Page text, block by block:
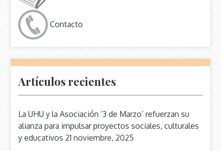
Contacto
Artículos recientes
La UHU y la Asociación ‘3 de Marzo’ refuerzan su
alianza para impulsar proyectos sociales, culturales
y educativos 21 noviembre, 2025